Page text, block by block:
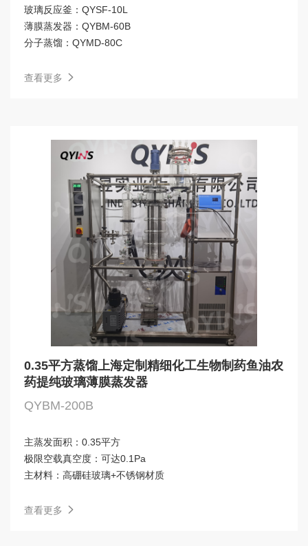
玻璃反应釜： QYSF-10L
薄膜蒸发器： QYBM-60B
分子蒸馏： QYMD-80C
查看更多
0.35平方蒸馏上海定制精细化工生物制药鱼油农
药提纯玻璃薄膜蒸发器
QYBM-200B
主蒸发面积： 0.35平方
极限空载真空度： 可达0.1Pa
主材料： 高硼硅玻璃+不锈钢材质
查看更多